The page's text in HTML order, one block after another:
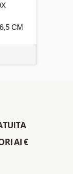
CM
AI €